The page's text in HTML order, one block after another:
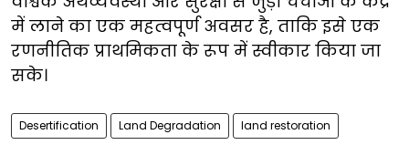
में लाने का एक महत्वपूर्ण अवसर है, ताकि इसे एक
रणनीतिक प्राथमिकता के रूप में स्वीकार किया जा
सके।
Desertification Land Degradation land restoration